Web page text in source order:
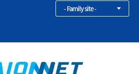
- Family site -